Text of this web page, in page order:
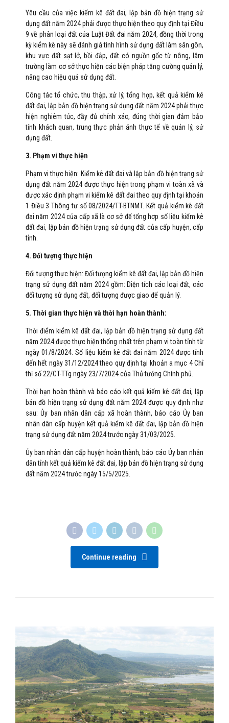
Yêu cầu của việc kiểm kê đất đai, lập bản đồ hiện trạng sử
dụng đất năm 2024 phải được thực hiện theo quy định tại Điều
9 về phân loại đất của Luật Đất đai năm 2024, đồng thời trong
kỳ kiểm kê này sẽ đánh giá tình hình sử dụng đất làm sân gôn,
khu vực đất sạt lở, bồi đắp, đất có nguồn gốc từ nông, lâm
trường làm cơ sở thực hiện các biện pháp tăng cường quản lý,
nâng cao hiệu quả sử dụng đất.
Công tác tổ chức, thu thập, xử lý, tổng hợp, kết quả kiểm kê
đất đai, lập bản đồ hiện trạng sử dụng đất năm 2024 phải thực
hiện nghiêm túc, đầy đủ chính xác, đúng thời gian đảm bảo
tính khách quan, trung thực phản ánh thực tế về quản lý, sử
dụng đất.
3. Phạm vi thực hiện
Phạm vi thực hiện: Kiểm kê đất đai và lập bản đồ hiện trạng sử
dụng đất năm 2024 được thực hiện trong phạm vi toàn xã và
được xác định phạm vi kiểm kê đất đai theo quy định tại khoản
1 Điều 3 Thông tư số 08/2024/TT-BTNMT. Kết quả kiểm kê đất
đai năm 2024 của cấp xã là cơ sở để tổng hợp số liệu kiểm kê
đất đai, lập bản đồ hiện trạng sử dụng đất của cấp huyện, cấp
tỉnh.
4. Đối tượng thực hiện
Đối tượng thực hiện: Đối tượng kiểm kê đất đai, lập bản đồ hiện
trạng sử dụng đất năm 2024 gồm: Diện tích các loại đất, các
đối tượng sử dụng đất, đối tượng được giao để quản lý.
5. Thời gian thực hiện và thời hạn hoàn thành:
Thời điểm kiểm kê đất đai, lập bản đồ hiện trạng sử dụng đất
năm 2024 được thực hiện thống nhất trên phạm vi toàn tỉnh từ
ngày 01/8/2024. Số liệu kiểm kê đất đai năm 2024 được tính
đến hết ngày 31/12/2024 theo quy định tại khoản a mục 4 Chỉ
thị số 22/CT-TTg ngày 23/7/2024 của Thủ tướng Chính phủ.
Thời hạn hoàn thành và báo cáo kết quả kiểm kê đất đai, lập
bản đồ hiện trạng sử dụng đất năm 2024 được quy định như
sau: Ủy ban nhân dân cấp xã hoàn thành, báo cáo Ủy ban
nhân dân cấp huyện kết quả kiểm kê đất đai, lập bản đồ hiện
trạng sử dụng đất năm 2024 trước ngày 31/03/2025.
Ủy ban nhân dân cấp huyện hoàn thành, báo cáo Ủy ban nhân
dân tỉnh kết quả kiểm kê đất đai, lập bản đồ hiện trạng sử dụng
đất năm 2024 trước ngày 15/5/2025.
Continue reading